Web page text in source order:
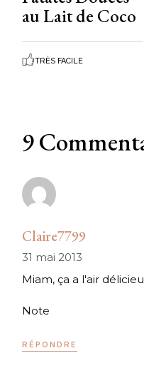
au Lait de Coco
TRÈS FACILE
9
Claire7799
31 mai 2013
Miam, ça a l'air
Note
RÉPONDRE